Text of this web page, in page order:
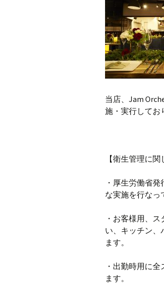
当店、Jam
施・実行してお
【衛生管理に関
・厚生労働省
な実施を行なっ
・お客様用、
い、キッチン、
ます。
・出勤時用に
ます。